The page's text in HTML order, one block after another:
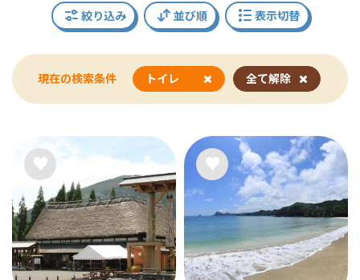
絞り込み 並び順 表示切替
現在の検索条件 トイレ 全て解除